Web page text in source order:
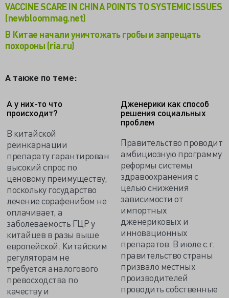
VACCINE SCARE IN CHINA POINTS TO SYSTEMIC ISSUES
(newbloommag.net)
В Китае начали уничтожать гробы и запрещать
похороны (ria.ru)
А также по теме:
А у них-то что
происходит?
В китайской
реинкарнации
препарату гарантирован
высокий спрос по
ценовому преимуществу,
поскольку государство
лечение сорафенибом не
оплачивает, а
заболеваемость ГЦР у
китайцев в разы выше
европейской. Китайским
регуляторам не
требуется аналогового
превосходства по
качеству и
Дженерики как способ
решения социальных
проблем
Правительство проводит
амбициозную программу
реформы системы
здравоохранения с
целью снижения
зависимости от
импортных
дженериковых и
инновационных
препаратов. В июле с.г.
правительство страны
призвало местных
производителей
проводить собственные